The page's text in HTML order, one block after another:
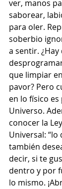
ver, manos
saborear,
para oler.
soberbio
a sentir.
que limpiar
pavor? Pero
en lo físico
Universo.
conocer la
Universal:
también
decir, si te
dentro y por
lo mismo.